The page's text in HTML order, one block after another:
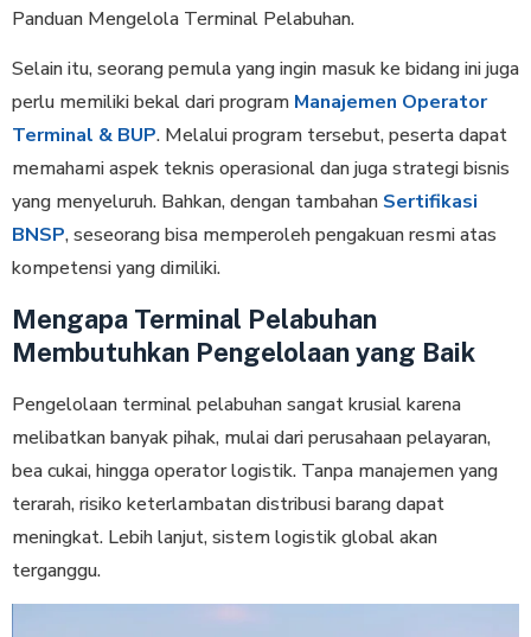
Panduan Mengelola Terminal Pelabuhan.
Selain itu, seorang pemula yang ingin masuk ke bidang ini juga
perlu memiliki bekal dari program Manajemen Operator
Terminal & BUP. Melalui program tersebut, peserta dapat
memahami aspek teknis operasional dan juga strategi bisnis
yang menyeluruh. Bahkan, dengan tambahan Sertifikasi
BNSP, seseorang bisa memperoleh pengakuan resmi atas
kompetensi yang dimiliki.
Mengapa Terminal Pelabuhan
Membutuhkan Pengelolaan yang Baik
Pengelolaan terminal pelabuhan sangat krusial karena
melibatkan banyak pihak, mulai dari perusahaan pelayaran,
bea cukai, hingga operator logistik. Tanpa manajemen yang
terarah, risiko keterlambatan distribusi barang dapat
meningkat. Lebih lanjut, sistem logistik global akan
terganggu.